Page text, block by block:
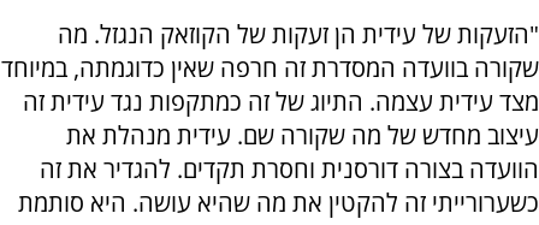
"הזעקות של עידית הן זעקות של הקוזאק הנגזל. מה
שקורה בוועדה המסדרת זה חרפה שאין כדוגמתה, במיוחד
מצד עידית עצמה. התיוג של זה כמתקפות נגד עידית זה
עיצוב מחדש של מה שקורה שם. עידית מנהלת את
הוועדה בצורה דורסנית וחסרת תקדים. להגדיר את זה
כשערורייתי זה להקטין את מה שהיא עושה. היא סותמת